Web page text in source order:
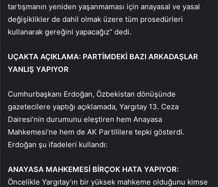
tartışmanın yeniden yaşanmaması için anayasal ve yasal
değişiklikler de dahil olmak üzere tüm prosedürleri
kullanarak gereğini yapacağız” dedi.
UÇAKTA AÇIKLAMA: PARTİMDEKİ BAZI ARKADAŞLAR
YANLIŞ YAPIYOR
Cumhurbaşkanı Erdoğan, Özbekistan dönüşünde
gazetecilere yaptığı açıklamada, Yargıtay 13. Ceza
Dairesi’nin durumunu eleştiren hem Anayasa
Mahkemesi’ne hem de AK Partililere tepki gösterdi.
Erdoğan şu ifadeleri kullandı:
ANAYASA MAHKEMESİ BİRÇOK HATA YAPIYOR:
Öncelikle Yargıtay’ın bir yüksek mahkeme olduğunu kimse